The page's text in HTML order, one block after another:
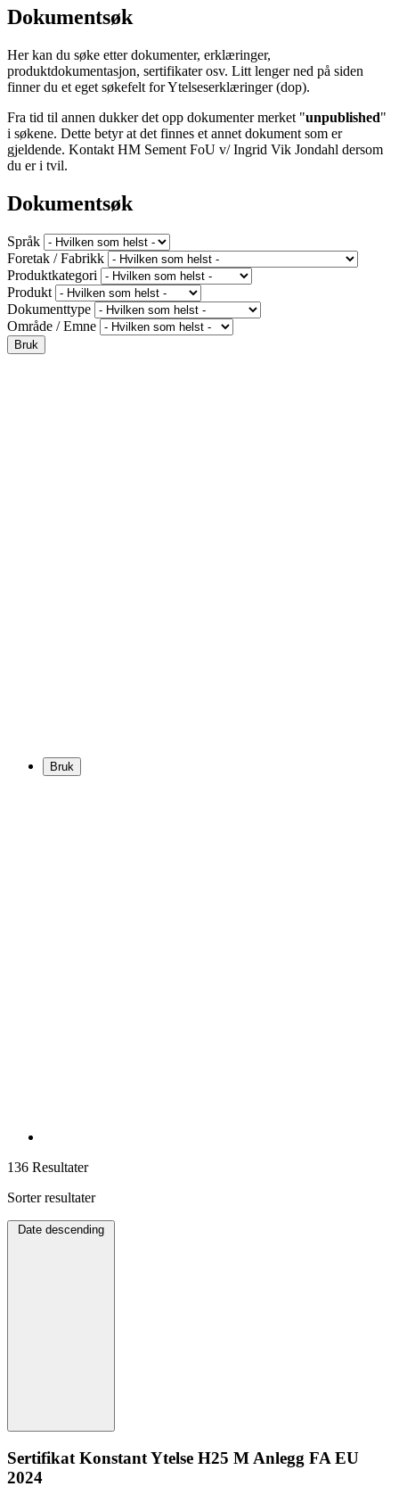
Dokumentsøk
Her kan du søke etter dokumenter, erklæringer,
produktdokumentasjon, sertifikater osv. Litt lenger ned på siden
finner du et eget søkefelt for Ytelseserklæringer (dop).
Fra tid til annen dukker det opp dokumenter merket "unpublished"
i søkene. Dette betyr at det finnes et annet dokument som er
gjeldende. Kontakt HM Sement FoU v/ Ingrid Vik Jondahl dersom
du er i tvil.
Dokumentsøk
Språk
Foretak / Fabrikk
Produktkategori
Produkt
Dokumenttype
Område / Emne
136 Resultater
Sorter resultater
Date descending
Sertifikat Konstant Ytelse H25 M Anlegg FA EU
2024